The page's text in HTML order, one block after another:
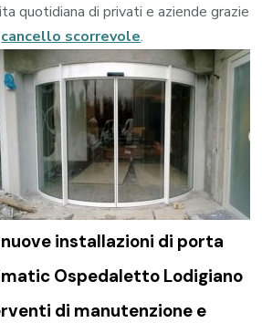
quotidiana di privati e aziende grazie
cancello scorrevole.
installazioni di porta
Ospedaletto Lodigiano
di manutenzione e